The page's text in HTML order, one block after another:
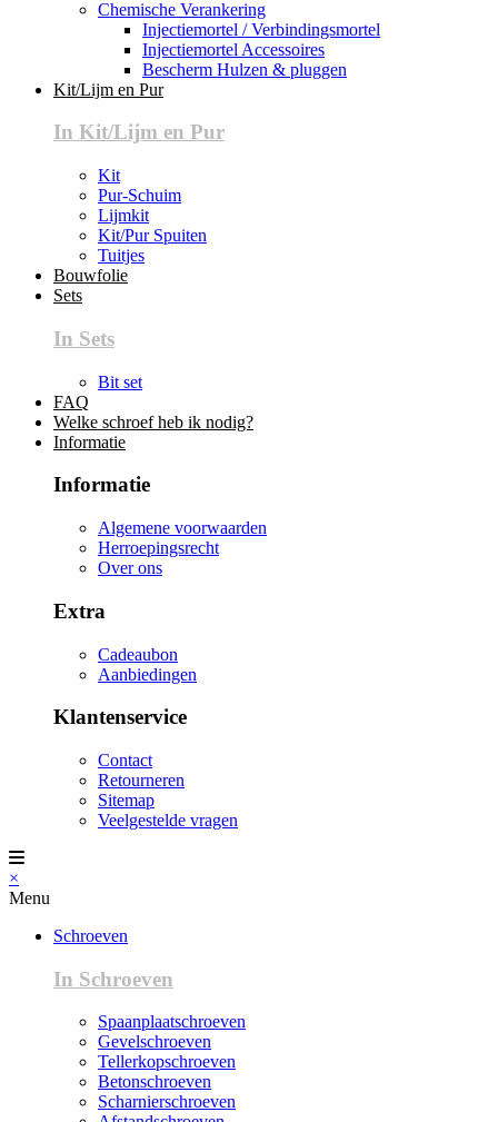
Chemische Verankering
Injectiemortel / Verbindingsmortel
Injectiemortel Accessoires
Bescherm Hulzen & pluggen
Kit/Lijm en Pur
In Kit/Lijm en Pur
Kit
Pur-Schuim
Lijmkit
Kit/Pur Spuiten
Tuitjes
Bouwfolie
Sets
In Sets
Bit set
FAQ
Welke schroef heb ik nodig?
Informatie
Informatie
Algemene voorwaarden
Herroepingsrecht
Over ons
Extra
Cadeaubon
Aanbiedingen
Klantenservice
Contact
Retourneren
Sitemap
Veelgestelde vragen
×
Menu
Schroeven
In Schroeven
Spaanplaatschroeven
Gevelschroeven
Tellerkopschroeven
Betonschroeven
Scharnierschroeven